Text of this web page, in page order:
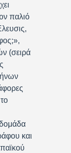
παλιό
(σειρά
και